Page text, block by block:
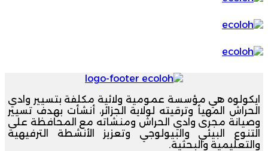
ايكولوه هي مؤسسة عمومية ولائية مكلفة بتسيير وادي
الحراش المهيأ وترقيته لولاية الجزائر، أنشأت بهدف تسيير
وصيانة مجرى وادي الحراش ومنشاته مع المحافظة على
التنوع البيئي والبيولوجي وتعزيز الأنشطة الترفيهية
والتعليمية والبحثية.